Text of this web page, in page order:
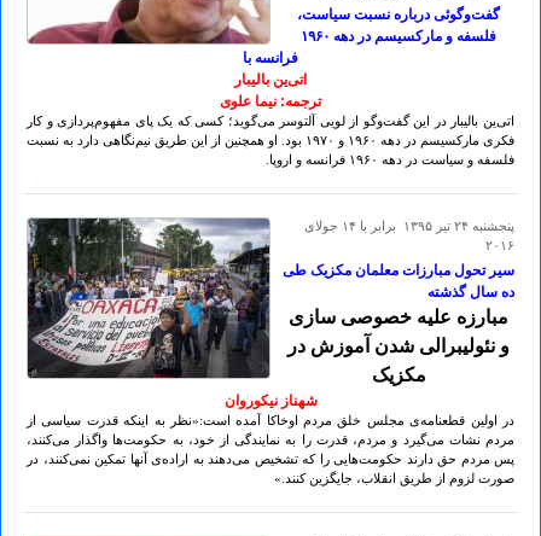
گفت‌وگوئی درباره نسبت سیاست،
فلسفه و مارکسیسم در دهه ۱۹۶٠
فرانسه با
اتی‌ین بالیبار
ترجمه: نیما علوی
اتی‌ین بالیبار در این گفت‌وگو از لویی آلتوسر می‌گوید؛ کسی که یک ‌پای مفهوم‌پردازی و کار
فکری مارکسیسم در دهه ۱۹۶٠ و ۱۹۷٠ بود. او همچنین از این طریق نیم‌نگاهی دارد به نسبت
فلسفه و سیاست در دهه ۱۹۶٠ فرانسه و اروپا.
پنجشنبه ۲۴ تير ۱۳۹۵ برابر با ۱۴ جولای
۲۰۱۶
سیر تحول مبارزات معلمان مکزیک طی
ده سال گذشته
مبارزه علیه خصوصی سازی
و نئولیبرالی شدن آموزش در
مکزیک
شهناز نیکوروان
در اولین قطعنامه‌ی مجلس خلق مردم اوخاکا آمده است:«نظر به اینکه قدرت سیاسی از
مردم نشات می‌گیرد و مردم، قدرت را به نمایندگی از خود، به حکومت‌ها واگذار می‌کنند،
پس مردم حق دارند حکومت‌هایی را که تشخیص می‌دهند به اراده‌ی آنها تمکین نمی‌کنند، در
صورت لزوم از طریق انقلاب، جایگزین کنند.»